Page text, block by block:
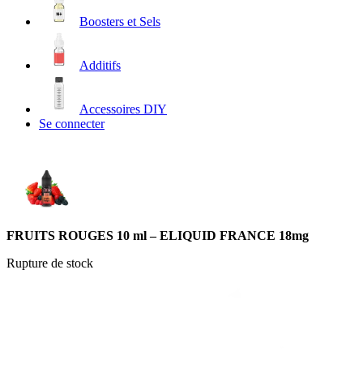
Boosters et Sels
Additifs
Accessoires DIY
Se connecter
FRUITS ROUGES 10 ml – ELIQUID FRANCE 18mg
Rupture de stock